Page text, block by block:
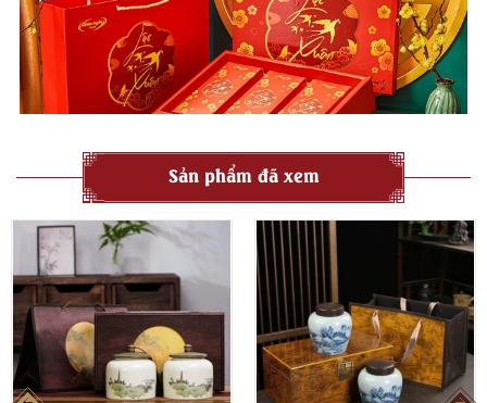
Sản phẩm đã xem